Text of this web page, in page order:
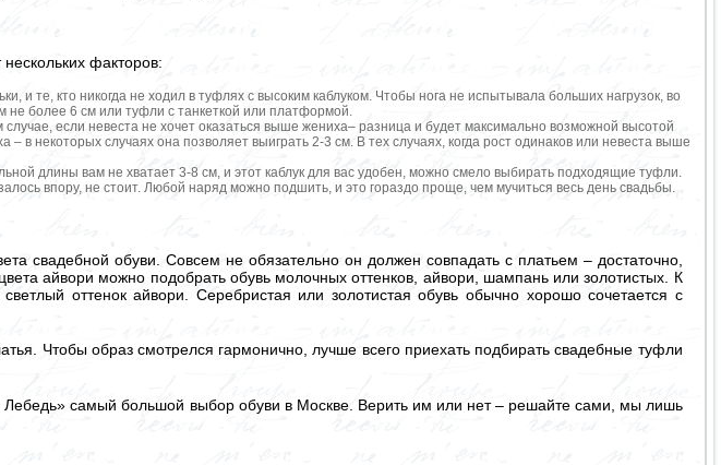
факторов:
и те, кто никогда не ходил в туфлях с высоким каблуком. Чтобы нога не испытывала больших нагрузок, во
не более 6 см или туфли с танкеткой или платформой.
если невеста не хочет оказаться выше жениха– разница и будет максимально возможной высотой
в некоторых случаях она позволяет выиграть 2-3 см. В тех случаях, когда рост одинаков или невеста выше
длины вам не хватает 3-8 см, и этот каблук для вас удобен, можно смело выбирать подходящие туфли.
впору, не стоит. Любой наряд можно подшить, и это гораздо проще, чем мучиться весь день свадьбы.
свадебной обуви. Совсем не обязательно он должен совпадать с платьем – достаточно,
айвори можно подобрать обувь молочных оттенков, айвори, шампань или золотистых. К
оттенок айвори. Серебристая или золотистая обувь обычно хорошо сочетается с
Чтобы образ смотрелся гармонично, лучше всего приехать подбирать свадебные туфли
самый большой выбор обуви в Москве. Верить им или нет – решайте сами, мы лишь